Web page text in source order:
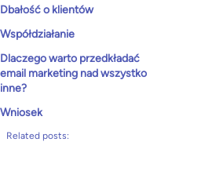
Dbałość o klientów
Współdziałanie
Dlaczego warto przedkładać
email marketing nad wszystko
inne?
Wniosek
Related posts: